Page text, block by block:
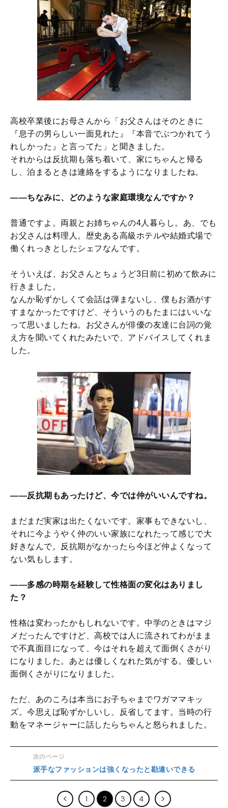
高校卒業後にお母さんから「お父さんはそのときに
『息子の男らしい一面見れた』『本音でぶつかれてう
れしかった』と言ってた」と聞きました。
それからは反抗期も落ち着いて、家にちゃんと帰る
し、泊まるときは連絡をするようになりましたね。
――ちなみに、どのような家庭環境なんですか？
普通ですよ。両親とお姉ちゃんの4人暮らし。あ、でも
お父さんは料理人。歴史ある高級ホテルや結婚式場で
働くれっきとしたシェフなんです。
そういえば、お父さんとちょうど3日前に初めて飲みに
行きました。
なんか恥ずかしくて会話は弾まないし、僕もお酒がす
すまなかったですけど、そういうのもたまにはいいな
って思いましたね。お父さんが俳優の友達に台詞の覚
え方を聞いてくれたみたいで、アドバイスしてくれま
した。
――反抗期もあったけど、今では仲がいいんですね。
まだまだ実家は出たくないです。家事もできないし、
それに今ようやく仲のいい家族になれたって感じで大
好きなんで。反抗期がなかったら今ほど仲よくなって
ない気もします。
――多感の時期を経験して性格面の変化はありまし
た？
性格は変わったかもしれないです。中学のときはマジ
メだったんですけど、高校では人に流されてわがまま
で不真面目になって、今はそれを超えて面倒くさがり
になりました。あとは優しくなれた気がする。優しい
面倒くさがりになりました。
ただ、あのころは本当にお子ちゃまでワガママキッ
ズ。今思えば恥ずかしいし、反省してます。当時の行
動をマネージャーに話したらちゃんと怒られました。
次のページ
派手なファッションは強くなったと勘違いできる
1 2 3 4